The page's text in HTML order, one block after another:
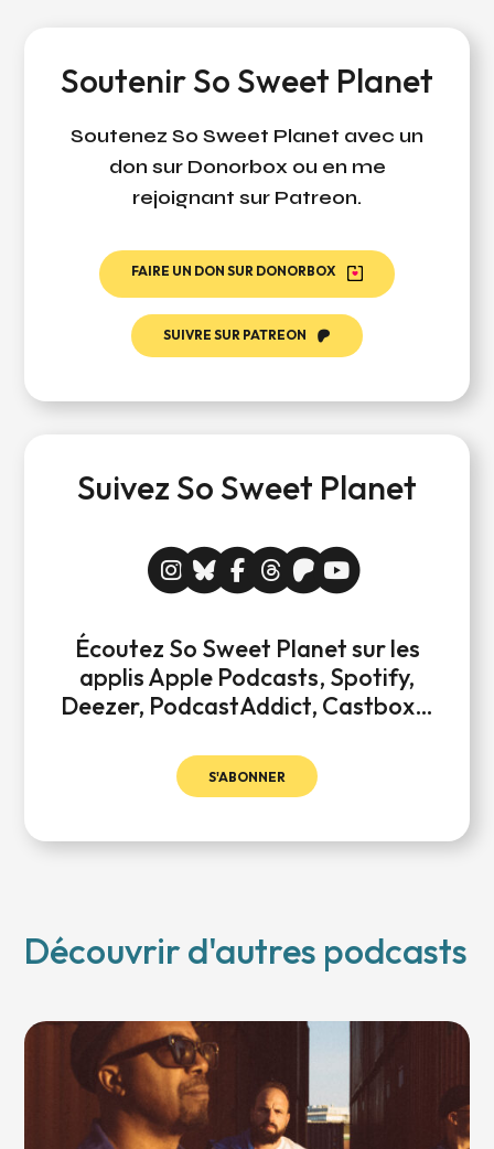
Soutenir So Sweet Planet
Soutenez So Sweet Planet avec un
don sur Donorbox ou en me
rejoignant sur Patreon.
FAIRE UN DON SUR DONORBOX
SUIVRE SUR PATREON
Suivez So Sweet Planet
Écoutez So Sweet Planet sur les
applis Apple Podcasts, Spotify,
Deezer, PodcastAddict, Castbox…
S'ABONNER
Découvrir d'autres podcasts